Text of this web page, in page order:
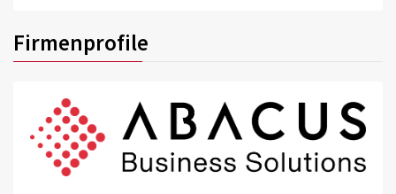
Firmenprofile